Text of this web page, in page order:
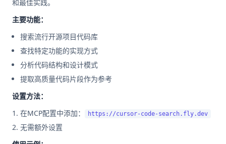
和最佳实践。
主要功能：
搜索流行开源项目代码库
查找特定功能的实现方式
分析代码结构和设计模式
提取高质量代码片段作为参考
设置方法：
在MCP配置中添加：
https://cursor-code-search.fly.dev
无需额外设置